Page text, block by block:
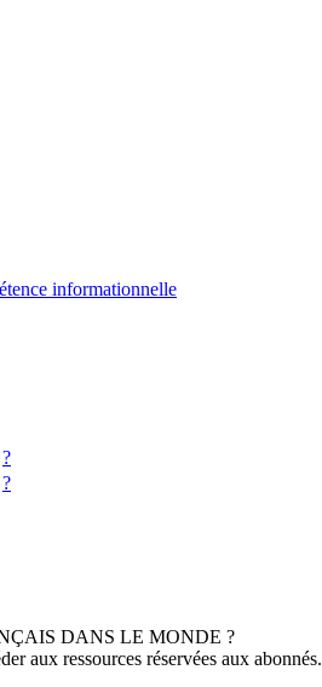
informationnelle
?
?
DANS LE MONDE ?
aux ressources réservées aux abonnés.